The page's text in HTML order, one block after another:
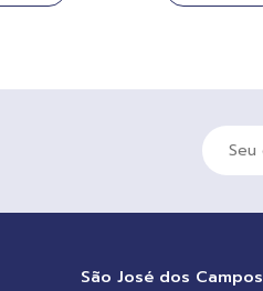
São José dos Campos